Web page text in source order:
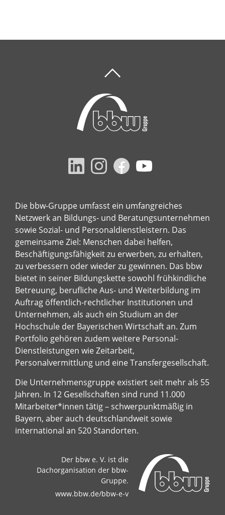
Die bbw-Gruppe umfasst ein umfangreiches
Netzwerk an Bildungs- und Beratungsunternehmen
sowie Sozial- und Personaldienstleistern. Das
gemeinsame Ziel: Menschen dabei helfen,
Beschäftigungsfähigkeit zu erwerben, zu erhalten,
zu verbessern oder wieder zu gewinnen. Das bbw
bietet in seiner Bildungskette sowohl frühkindliche
Betreuung, berufliche Aus- und Weiterbildung im
Auftrag öffentlich-rechtlicher Institutionen und
Unternehmen, als auch ein Studium an der
Hochschule der Bayerischen Wirtschaft an. Zum
Portfolio gehören zudem weitere Personal-
Dienstleistungen wie Zeitarbeit,
Personalvermittlung und eine Transfergesellschaft.
Die Unternehmensgruppe existiert seit mehr als 55
Jahren. In 12 Gesellschaften sind rund 11.000
Mitarbeiter*innen tätig – schwerpunktmäßig in
Bayern, aber auch deutschlandweit sowie
international an 520 Standorten.
Der bbw e. V. ist die
Dachorganisation der bbw-
Gruppe.
www.bbw.de/bbw-e-v